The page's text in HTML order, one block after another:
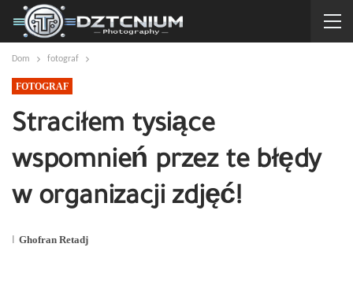
Dom fotograf
FOTOGRAF
Straciłem tysiące
wspomnień przez te błędy
w organizacji zdjęć!
Ghofran Retadj